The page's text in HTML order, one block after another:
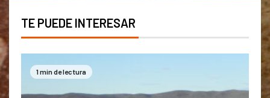
TE PUEDE INTERESAR
1 min de lectura